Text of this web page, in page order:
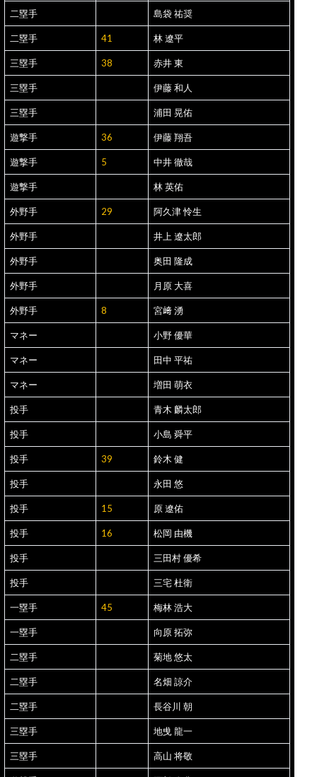
二塁手 島袋 祐奨
二塁手 41 林 遼平
三塁手 38 赤井 東
三塁手 伊藤 和人
三塁手 浦田 晃佑
遊撃手 36 伊藤 翔吾
遊撃手 5 中井 徹哉
遊撃手 林 英佑
外野手 29 阿久津 怜生
外野手 井上 遼太郎
外野手 奥田 隆成
外野手 月原 大喜
外野手 8 宮﨑 湧
マネー 小野 優華
マネー 田中 平祐
マネー 増田 萌衣
投手 青木 麟太郎
投手 小島 舜平
投手 39 鈴木 健
投手 永田 悠
投手 15 原 遼佑
投手 16 松岡 由機
投手 三田村 優希
投手 三宅 杜衛
一塁手 45 梅林 浩大
一塁手 向原 拓弥
二塁手 菊地 悠太
二塁手 名畑 諒介
二塁手 長谷川 朝
三塁手 地曵 龍一
三塁手 高山 将敬